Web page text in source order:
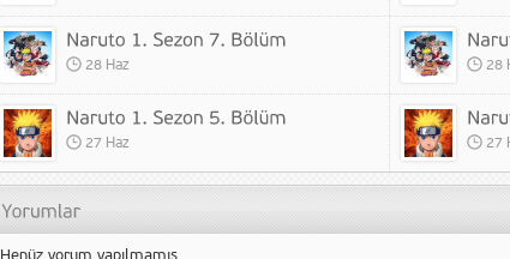
28 Haz 28
27 Haz 27